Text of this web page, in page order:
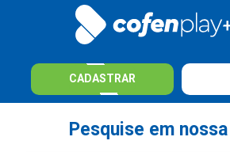
CADASTRAR
Pesquise em